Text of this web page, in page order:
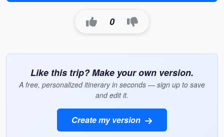
0
Like this trip? Make your own version.
A free, personalized itinerary in seconds — sign up to save
and edit it.
Create my version